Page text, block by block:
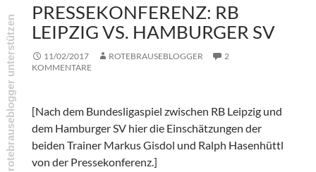
PRESSEKONFERENZ: RB
LEIPZIG VS. HAMBURGER SV
11/02/2017 ROTEBRAUSEBLOGGER
2
KOMMENTARE
[Nach dem Bundesligaspiel zwischen RB Leipzig und
dem Hamburger SV hier die Einschätzungen der
beiden Trainer Markus Gisdol und Ralph Hasenhüttl
von der Pressekonferenz.]
rotebrauseblogger unterstützen